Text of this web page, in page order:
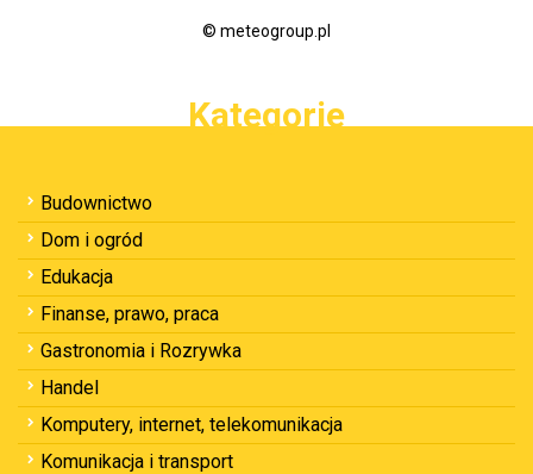
© meteogroup.pl
Kategorie
Budownictwo
Dom i ogród
Edukacja
Finanse, prawo, praca
Gastronomia i Rozrywka
Handel
Komputery, internet, telekomunikacja
Komunikacja i transport